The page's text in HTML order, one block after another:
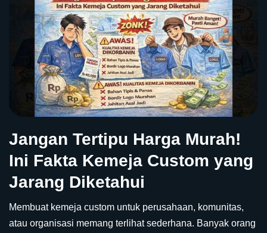
Jangan Tertipu Harga Murah!
Ini Fakta Kemeja Custom yang
Jarang Diketahui
Membuat kemeja custom untuk perusahaan, komunitas,
atau organisasi memang terlihat sederhana. Banyak orang